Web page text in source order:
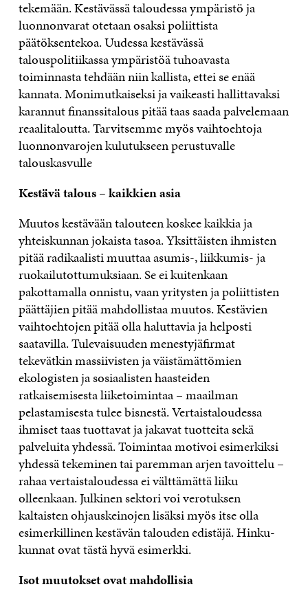
tekemään. Kestävässä taloudessa ympäristö ja
luonnonvarat otetaan osaksi poliittista
päätöksentekoa. Uudessa kestävässä
talouspolitiikassa ympäristöä tuhoavasta
toiminnasta tehdään niin kallista, ettei se enää
kannata. Monimutkaiseksi ja vaikeasti hallittavaksi
karannut finanssitalous pitää taas saada palvelemaan
reaalitaloutta. Tarvitsemme myös vaihtoehtoja
luonnonvarojen kulutukseen perustuvalle
talouskasvulle
Kestävä talous – kaikkien asia
Muutos kestävään talouteen koskee kaikkia ja
yhteiskunnan jokaista tasoa. Yksittäisten ihmisten
pitää radikaalisti muuttaa asumis-, liikkumis- ja
ruokailutottumuksiaan. Se ei kuitenkaan
pakottamalla onnistu, vaan yritysten ja poliittisten
päättäjien pitää mahdollistaa muutos. Kestävien
vaihtoehtojen pitää olla haluttavia ja helposti
saatavilla. Tulevaisuuden menestyjäfirmat
tekevätkin massiivisten ja väistämättömien
ekologisten ja sosiaalisten haasteiden
ratkaisemisesta liiketoimintaa – maailman
pelastamisesta tulee bisnestä. Vertaistaloudessa
ihmiset taas tuottavat ja jakavat tuotteita sekä
palveluita yhdessä. Toimintaa motivoi esimerkiksi
yhdessä tekeminen tai paremman arjen tavoittelu –
rahaa vertaistaloudessa ei välttämättä liiku
olleenkaan. Julkinen sektori voi verotuksen
kaltaisten ohjauskeinojen lisäksi myös itse olla
esimerkillinen kestävän talouden edistäjä. Hinku-
kunnat ovat tästä hyvä esimerkki.
Isot muutokset ovat mahdollisia